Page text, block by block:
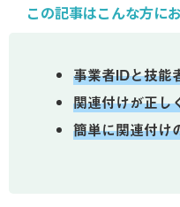
この記事はこんな方に
事業者IDと技能
関連付けが正し
簡単に関連付け